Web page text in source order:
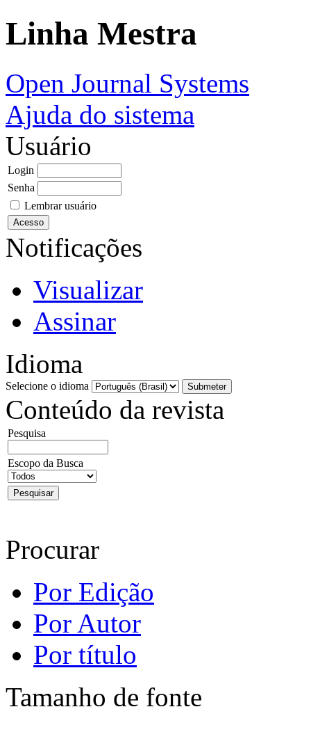
Linha Mestra
Open Journal Systems
Ajuda do sistema
Usuário
Login
Senha
Lembrar usuário
Notificações
Visualizar
Assinar
Idioma
Selecione o idioma
Conteúdo da revista
Pesquisa
Escopo da Busca
Procurar
Por Edição
Por Autor
Por título
Tamanho de fonte